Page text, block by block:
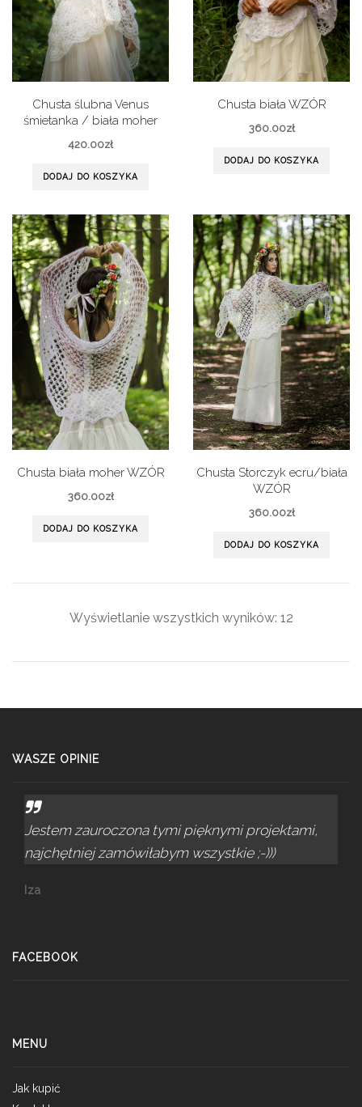
Chusta ślubna Venus
śmietanka / biała moher
420.00zł
DODAJ DO KOSZYKA
Chusta biała WZÓR
360.00zł
DODAJ DO KOSZYKA
Chusta biała moher WZÓR
360.00zł
DODAJ DO KOSZYKA
Chusta Storczyk ecru/biała
WZÓR
360.00zł
DODAJ DO KOSZYKA
Wyświetlanie wszystkich wyników: 12
WASZE OPINIE
Jestem zauroczona tymi pięknymi projektami,
najchętniej zamówiłabym wszystkie ;-)))
Iza
FACEBOOK
MENU
Jak kupić